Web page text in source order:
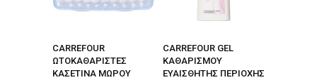
CARREFOUR
ΩΤΟΚΑΘΑΡΙΣΤΕΣ
ΚΑΣΕΤΙΝΑ ΜΩΡΟΥ
CARREFOUR GEL
ΚΑΘΑΡΙΣΜΟΥ
ΕΥΑΙΣΘΗΤΗΣ ΠΕΡΙΟΧΗΣ